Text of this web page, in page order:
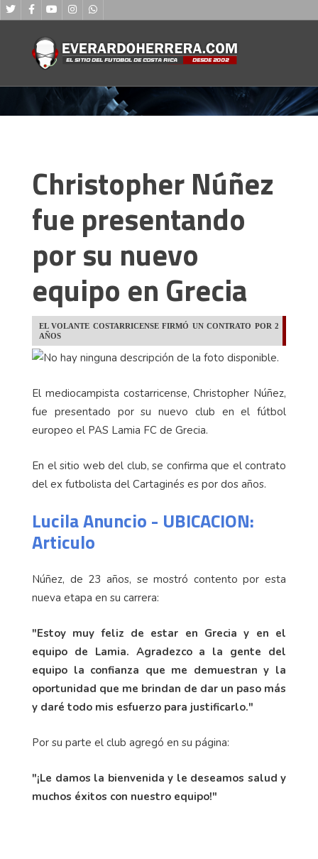
Christopher Núñez
fue presentando
por su nuevo
equipo en Grecia
EL VOLANTE COSTARRICENSE FIRMÓ UN CONTRATO POR 2
AÑOS
El mediocampista costarricense, Christopher Núñez,
fue presentado por su nuevo club en el fútbol
europeo el PAS Lamia FC de Grecia.
En el sitio web del club, se confirma que el contrato
del ex futbolista del Cartaginés es por dos años.
Lucila Anuncio - UBICACION:
Articulo
Núñez, de 23 años, se mostró contento por esta
nueva etapa en su carrera:
"Estoy muy feliz de estar en Grecia y en el
equipo de Lamia. Agradezco a la gente del
equipo la confianza que me demuestran y la
oportunidad que me brindan de dar un paso más
y daré todo mis esfuerzo para justificarlo."
Por su parte el club agregó en su página:
"¡Le damos la bienvenida y le deseamos salud y
muchos éxitos con nuestro equipo!"